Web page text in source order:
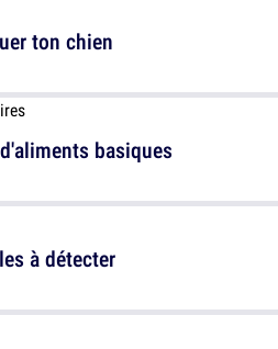
ton chien
à détecter
basiques